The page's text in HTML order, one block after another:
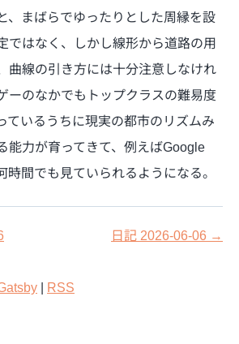
、まばらでゆったりとした周縁を設
ではなく、しかし線形から道路の用
曲線の引き方には十分注意しなけれ
ーのなかでもトップクラスの難易度
ているうちに現実の都市のリズムみ
能力が育ってきて、例えばGoogle
時間でも見ていられるようになる。
日記 2026-06-06 →
RSS